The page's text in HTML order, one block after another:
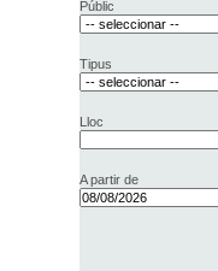
Públic
Tipus
Lloc
A partir de